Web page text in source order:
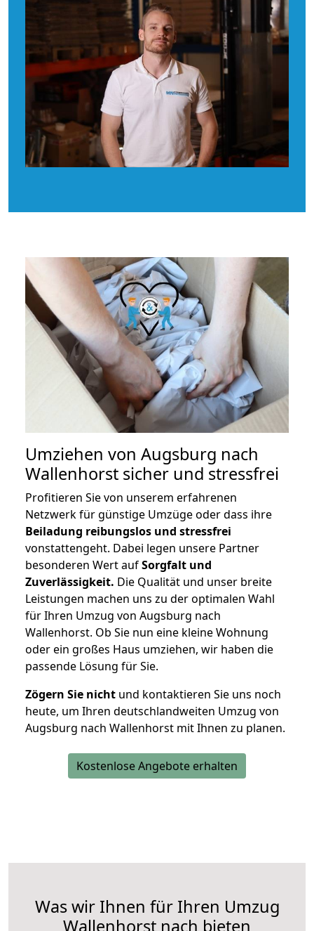
Umziehen von Augsburg nach
Wallenhorst sicher und stressfrei
Profitieren Sie von unserem erfahrenen
Netzwerk für günstige Umzüge oder dass ihre
Beiladung reibungslos und stressfrei
vonstattengeht. Dabei legen unsere Partner
besonderen Wert aufSorgfalt und
Zuverlässigkeit. Die Qualität und unser breite
Leistungen machen uns zu der optimalen Wahl
für Ihren Umzug von Augsburg nach
Wallenhorst. Ob Sie nun eine kleine Wohnung
oder ein großes Haus umziehen, wir haben die
passende Lösung für Sie.
Zögern Sie nicht und kontaktieren Sie uns noch
heute, um Ihren deutschlandweiten Umzug von
Augsburg nach Wallenhorst mit Ihnen zu planen.
Kostenlose Angebote erhalten
Was wir Ihnen für Ihren Umzug
Wallenhorst nach bieten